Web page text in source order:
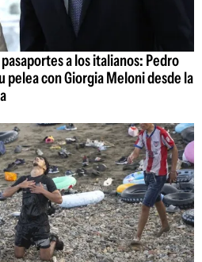
a los italianos: Pedro
pelea con Giorgia Meloni desde la